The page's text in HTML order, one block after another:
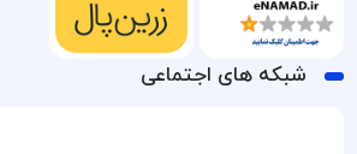
شبکه های اجتماعی